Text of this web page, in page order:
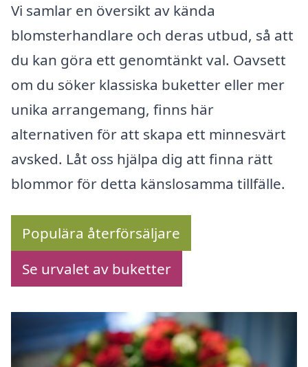
Vi samlar en översikt av kända
blomsterhandlare och deras utbud, så att
du kan göra ett genomtänkt val. Oavsett
om du söker klassiska buketter eller mer
unika arrangemang, finns här
alternativen för att skapa ett minnesvärt
avsked. Låt oss hjälpa dig att finna rätt
blommor för detta känslosamma tillfälle.
Populära återförsäljare
Se urvalet av buketter